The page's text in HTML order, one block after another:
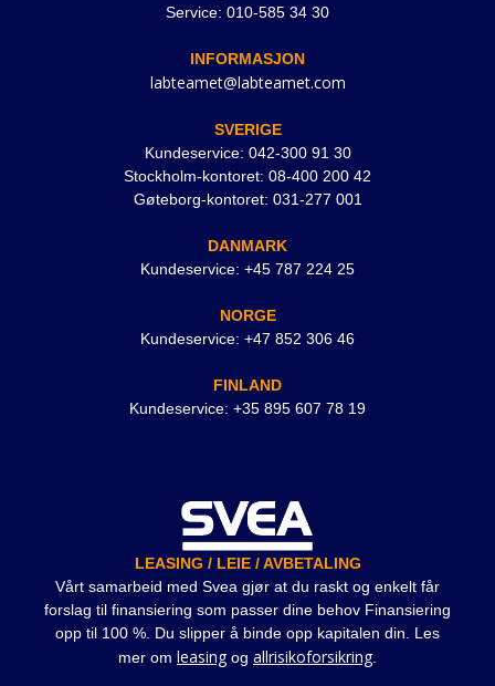
Service: 010-585 34 30
INFORMASJON
labteamet@labteamet.com
SVERIGE
Kundeservice: 042-300 91 30
Stockholm-kontoret: 08-400 200 42
Gøteborg-kontoret: 031-277 001
DANMARK
Kundeservice: +45 787 224 25
NORGE
Kundeservice: +47 852 306 46
FINLAND
Kundeservice: +35 895 607 78 19
LEASING / LEIE / AVBETALING
Vårt samarbeid med Svea gjør at du raskt og enkelt får
forslag til finansiering som passer dine behov Finansiering
opp til 100 %. Du slipper å binde opp kapitalen din. Les
mer om leasingog allrisikoforsikring.